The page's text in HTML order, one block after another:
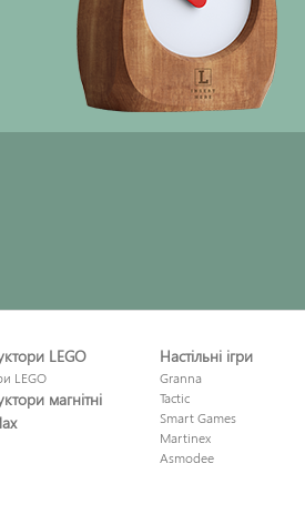
LEGO
LEGO
магнітні
Настільні ігри
Granna
Tactic
Smart Games
Martinex
Asmodee